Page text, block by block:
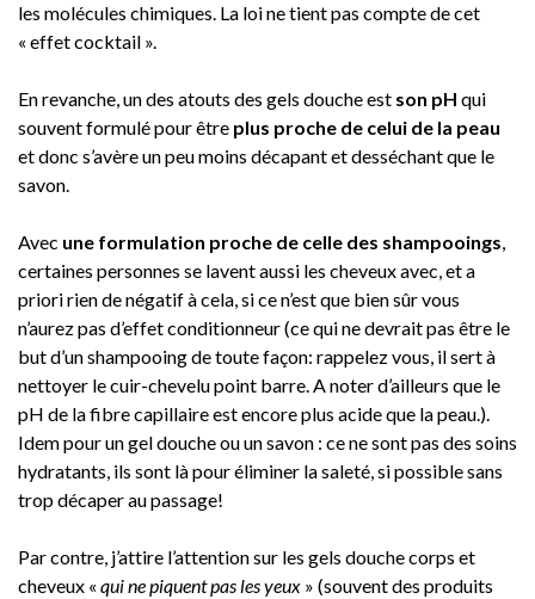
les molécules chimiques. La loi ne tient pas compte de cet
« effet cocktail ».
En revanche, un des atouts des gels douche est son pH qui
souvent formulé pour être plus proche de celui de la peau
et donc s’avère un peu moins décapant et desséchant que le
savon.
Avec une formulation proche de celle des shampooings,
certaines personnes se lavent aussi les cheveux avec, et a
priori rien de négatif à cela, si ce n’est que bien sûr vous
n’aurez pas d’effet conditionneur (ce qui ne devrait pas être le
but d’un shampooing de toute façon: rappelez vous, il sert à
nettoyer le cuir-chevelu point barre. A noter d’ailleurs que le
pH de la fibre capillaire est encore plus acide que la peau.).
Idem pour un gel douche ou un savon : ce ne sont pas des soins
hydratants, ils sont là pour éliminer la saleté, si possible sans
trop décaper au passage!
Par contre, j’attire l’attention sur les gels douche corps et
cheveux « qui ne piquent pas les yeux » (souvent des produits